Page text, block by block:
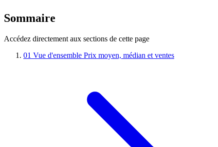
Sommaire
Accédez directement aux sections de cette page
01 Vue d'ensemble Prix moyen, médian et ventes